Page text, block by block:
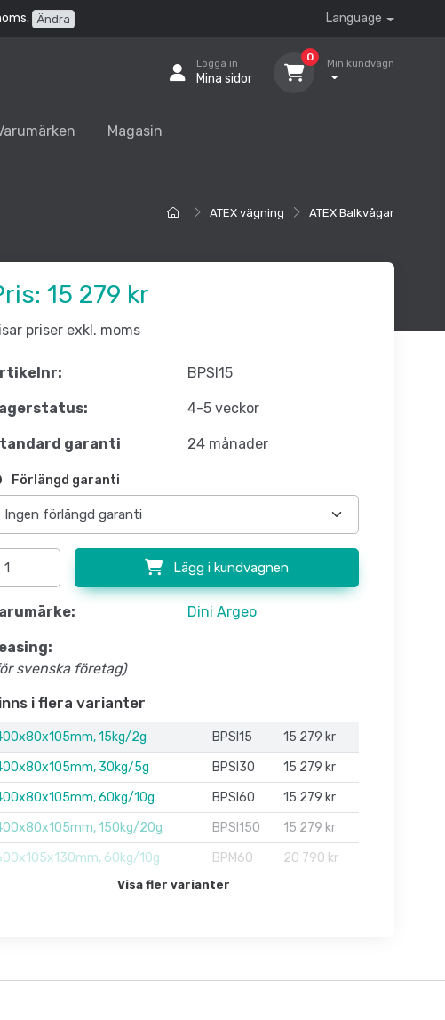
Ändra Language
Logga in
Mina sidor
0
Min kundvagn
Magasin
ATEX vägning ATEX Balkvågar
15 279 kr
priser exkl. moms
BPSI15
4-5 veckor
garanti 24 månader
Förlängd garanti
Lägg i kundvagnen
Dini Argeo
svenska företag)
i flera varianter
15kg/2g BPSI15
15 279 kr
30kg/5g
BPSI30
15 279 kr
60kg/10g
BPSI60
15 279 kr
150kg/20g
BPSI150
15 279 kr
60kg/10g
BPM60 20 790 kr
Visa fler varianter